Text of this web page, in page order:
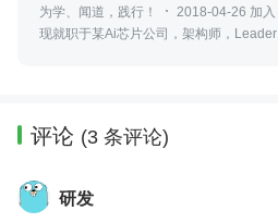
为学、闻道，践行！
2018-04-26 加入
现就职于某Ai芯片公司，架构师，Leader
评论 (3 条评论)
研发